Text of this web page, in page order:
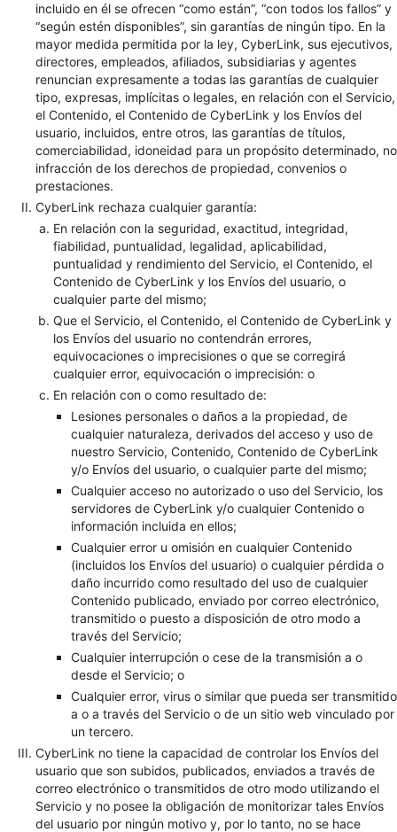
incluido en él se ofrecen “como están”, “con todos los fallos” y
“según estén disponibles”, sin garantías de ningún tipo. En la
mayor medida permitida por la ley, CyberLink, sus ejecutivos,
directores, empleados, afiliados, subsidiarias y agentes
renuncian expresamente a todas las garantías de cualquier
tipo, expresas, implícitas o legales, en relación con el Servicio,
el Contenido, el Contenido de CyberLink y los Envíos del
usuario, incluidos, entre otros, las garantías de títulos,
comerciabilidad, idoneidad para un propósito determinado, no
infracción de los derechos de propiedad, convenios o
prestaciones.
CyberLink rechaza cualquier garantía:
En relación con la seguridad, exactitud, integridad,
fiabilidad, puntualidad, legalidad, aplicabilidad,
puntualidad y rendimiento del Servicio, el Contenido, el
Contenido de CyberLink y los Envíos del usuario, o
cualquier parte del mismo;
Que el Servicio, el Contenido, el Contenido de CyberLink y
los Envíos del usuario no contendrán errores,
equivocaciones o imprecisiones o que se corregirá
cualquier error, equivocación o imprecisión: o
En relación con o como resultado de:
Lesiones personales o daños a la propiedad, de
cualquier naturaleza, derivados del acceso y uso de
nuestro Servicio, Contenido, Contenido de CyberLink
y/o Envíos del usuario, o cualquier parte del mismo;
Cualquier acceso no autorizado o uso del Servicio, los
servidores de CyberLink y/o cualquier Contenido o
información incluida en ellos;
Cualquier error u omisión en cualquier Contenido
(incluidos los Envíos del usuario) o cualquier pérdida o
daño incurrido como resultado del uso de cualquier
Contenido publicado, enviado por correo electrónico,
transmitido o puesto a disposición de otro modo a
través del Servicio;
Cualquier interrupción o cese de la transmisión a o
desde el Servicio; o
Cualquier error, virus o similar que pueda ser transmitido
a o a través del Servicio o de un sitio web vinculado por
un tercero.
CyberLink no tiene la capacidad de controlar los Envíos del
usuario que son subidos, publicados, enviados a través de
correo electrónico o transmitidos de otro modo utilizando el
Servicio y no posee la obligación de monitorizar tales Envíos
del usuario por ningún motivo y, por lo tanto, no se hace